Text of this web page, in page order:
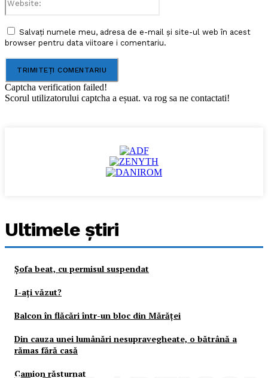
Salvați numele meu, adresa de e-mail și site-ul web în acest
browser pentru data viitoare i comentariu.
Captcha verification failed!
Scorul utilizatorului captcha a eșuat. va rog sa ne contactati!
Ultimele ştiri
Şofa beat, cu permisul suspendat
I-aţi văzut?
Balcon în flăcări într-un bloc din Mărăţei
Din cauza unei lumânări nesupravegheate, o bătrână a
rămas fără casă
Camion răsturnat